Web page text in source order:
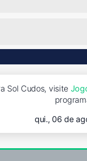
Sol Cudos, visite
qui., 06 de